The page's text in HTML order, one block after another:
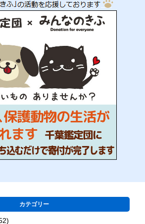
カテゴリー